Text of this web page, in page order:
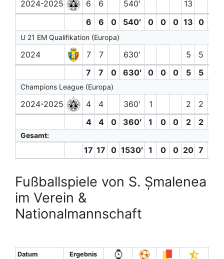
2024-2025 6 6 540′ 13
6 6 0 540′ 0 0 0 13 0
U 21 EM Qualifikation (Europa)
2024 7 7 630′ 5
5
7
7 0 630′ 0 0 0 5 5
Champions League (Europa)
2024-2025 4 4 360′ 1 2
2
4
4 0 360′ 1 0 0 2 2
Gesamt:
17 17 0 1530′ 1 0 0 20 7
Fußballspiele von S. Șmalenea
im Verein &
Nationalmannschaft
Datum Ergebnis